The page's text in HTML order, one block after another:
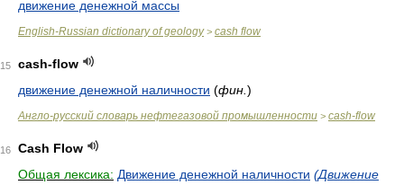
движение денежной массы
English-Russian dictionary of geology> cash flow
15
cash-flow
движение денежной наличности (фин. )
Англо-русский словарь нефтегазовой промышленности > cash-flow
16
Cash Flow
Общая лексика: Движение денежной наличности (Движение